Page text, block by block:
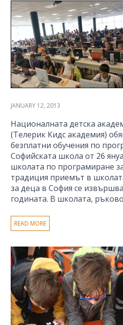
JANUARY 12, 2013
Националната детска
(Телерик Кидс академия)
безплатни обучения по
Софийската школа от 26
школата по програмиране
традиция приемът в
за деца в София се
годината. В школата,
READ MORE